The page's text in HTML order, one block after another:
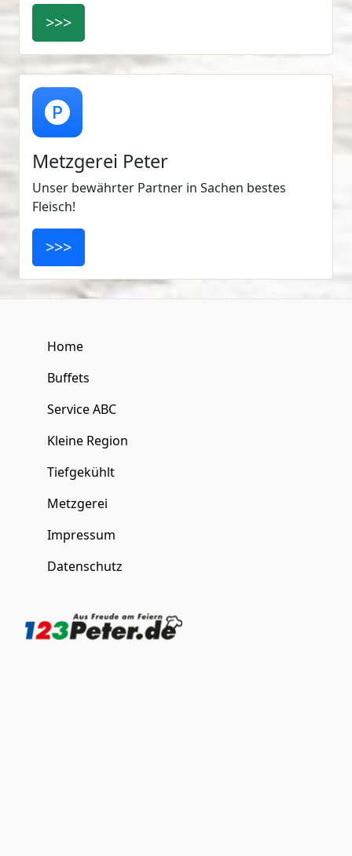
>>>
Metzgerei Peter
Unser bewährter Partner in Sachen bestes
Fleisch!
>>>
Home
Buffets
Service ABC
Kleine Region
Tiefgekühlt
Metzgerei
Impressum
Datenschutz